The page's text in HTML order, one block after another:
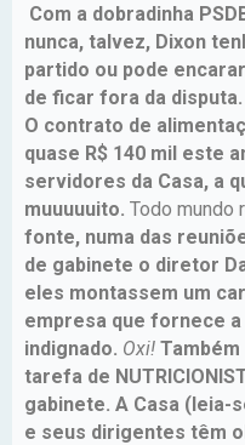
Com a dobradinha
nunca, talvez, Dixon
partido ou pode
de ficar fora da
O contrato de
quase R$ 140 mil este
servidores da Casa, a
muuuuuito. Todo mundo
fonte, numa das
de gabinete o diretor
eles montassem um
empresa que fornece
indignado. Oxi!
tarefa de
gabinete. A Casa (leia-
e seus dirigentes têm